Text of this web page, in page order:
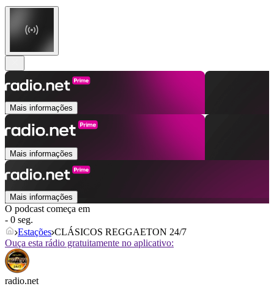
Mais informações
Mais informações
Mais informações
O podcast começa em
- 0 seg.
Estações CLÁSICOS REGGAETON 24/7
Ouça esta rádio gratuitamente no aplicativo:
radio.net